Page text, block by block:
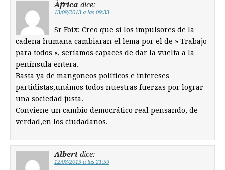
Àfrica dice:
13/08/2013 a las 09:33
Sr Foix: Creo que si los impulsores de la
cadena humana cambiaran el lema por el de » Trabajo
para todos «, seríamos capaces de dar la vuelta a la
península entera.
Basta ya de mangoneos políticos e intereses
partidistas,unámos todos nuestras fuerzas por lograr
una sociedad justa.
Conviene un cambio democrático real pensando, de
verdad,en los ciudadanos.
Albert dice:
12/08/2013 a las 21:59